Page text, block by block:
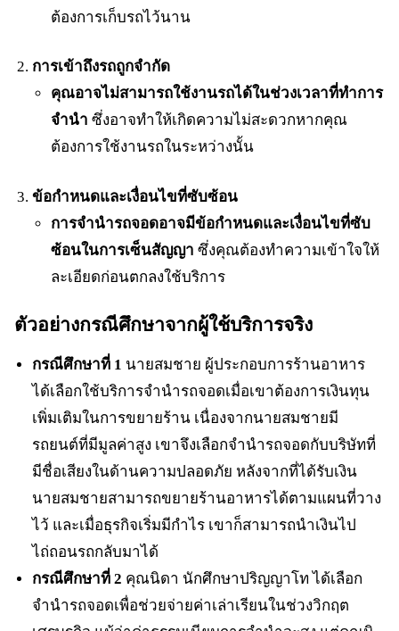
ต้องการเก็บรถไว้นาน
การเข้าถึงรถถูกจำกัด
คุณอาจไม่สามารถใช้งานรถได้ในช่วงเวลาที่ทำการ
จำนำ ซึ่งอาจทำให้เกิดความไม่สะดวกหากคุณ
ต้องการใช้งานรถในระหว่างนั้น
ข้อกำหนดและเงื่อนไขที่ซับซ้อน
การจำนำรถจอดอาจมีข้อกำหนดและเงื่อนไขที่ซับ
ซ้อนในการเซ็นสัญญา ซึ่งคุณต้องทำความเข้าใจให้
ละเอียดก่อนตกลงใช้บริการ
ตัวอย่างกรณีศึกษาจากผู้ใช้บริการจริง
กรณีศึกษาที่ 1 นายสมชาย ผู้ประกอบการร้านอาหาร
ได้เลือกใช้บริการจำนำรถจอดเมื่อเขาต้องการเงินทุน
เพิ่มเติมในการขยายร้าน เนื่องจากนายสมชายมี
รถยนต์ที่มีมูลค่าสูง เขาจึงเลือกจำนำรถจอดกับบริษัทที่
มีชื่อเสียงในด้านความปลอดภัย หลังจากที่ได้รับเงิน
นายสมชายสามารถขยายร้านอาหารได้ตามแผนที่วาง
ไว้ และเมื่อธุรกิจเริ่มมีกำไร เขาก็สามารถนำเงินไป
ไถ่ถอนรถกลับมาได้
กรณีศึกษาที่ 2 คุณนิดา นักศึกษาปริญญาโท ได้เลือก
จำนำรถจอดเพื่อช่วยจ่ายค่าเล่าเรียนในช่วงวิกฤต